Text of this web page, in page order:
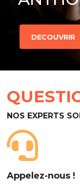
DECOUVRIR
NOS EXPERTS
Appelez-nous !